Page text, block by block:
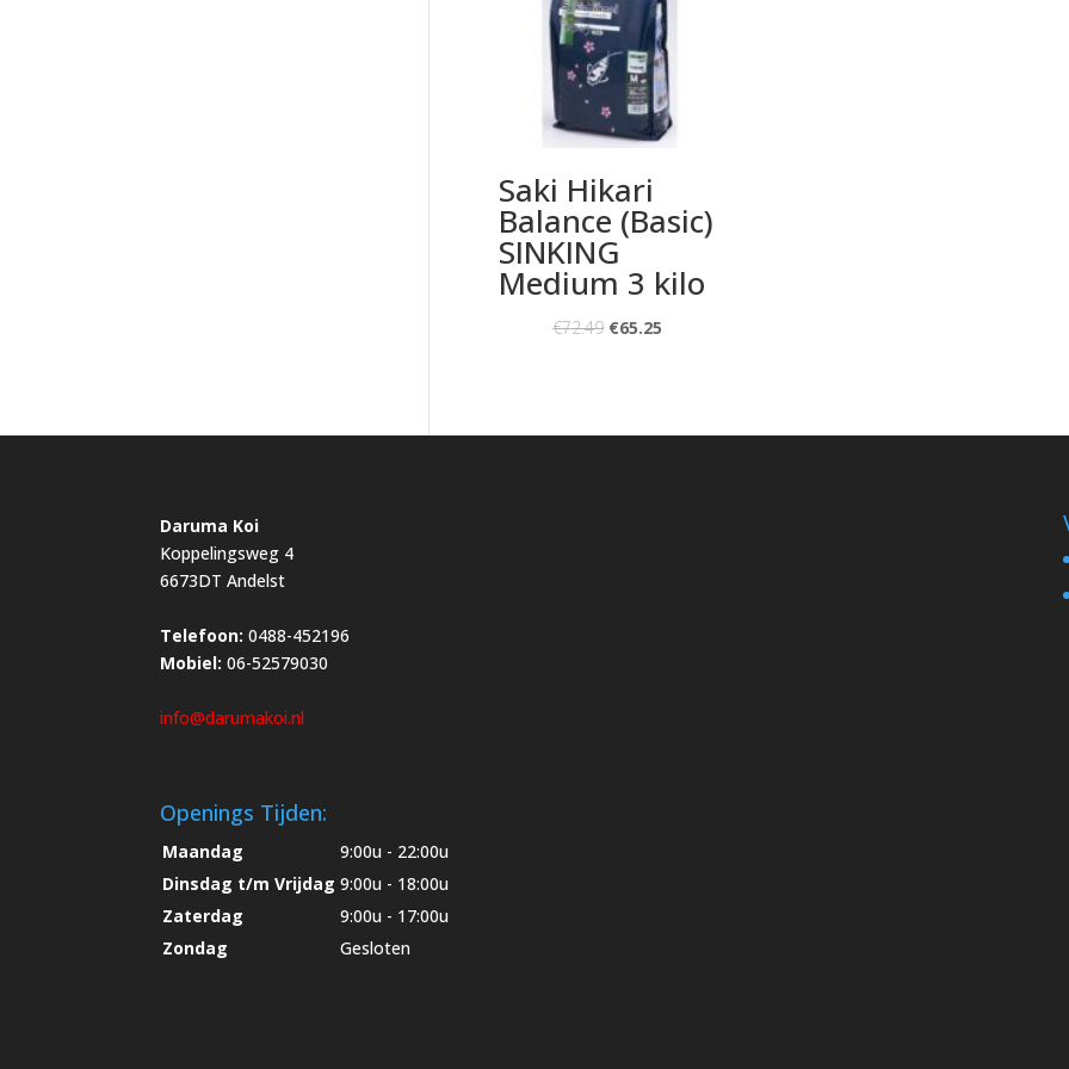
Saki Hikari
Balance (Basic)
SINKING
Medium 3 kilo
€72.49 €65.25
Daruma Koi
Koppelingsweg 4
6673DT Andelst
Telefoon: 0488-452196
Mobiel: 06-52579030
info@darumakoi.nl
Openings Tijden:
Maandag
9:00u - 22:00u
Dinsdag t/m Vrijdag 9:00u - 18:00u
Zaterdag
9:00u - 17:00u
Zondag
Gesloten